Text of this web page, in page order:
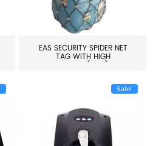
EAS SECURITY SPIDER NET
TAG WITH HIGH
QUALITY(S06)
Sale!